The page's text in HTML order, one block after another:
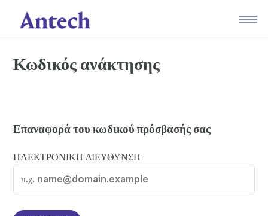
content
Κωδικός ανάκτησης
Επαναφορά του κωδικού πρόσβασής σας
ΗΛΕΚΤΡΟΝΙΚΗ ΔΙΕΥΘΥΝΣΗ